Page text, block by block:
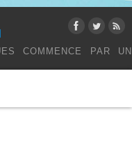
COMMENCE PAR UN